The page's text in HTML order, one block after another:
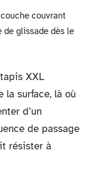
couvrant
glissade dès le
XXL
la surface, là où
d’un
de passage
résister à